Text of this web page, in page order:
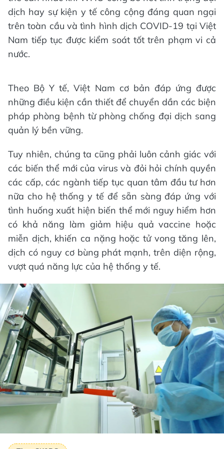
dịch hay sự kiện y tế công cộng đáng quan ngại
trên toàn cầu và tình hình dịch COVID-19 tại Việt
Nam tiếp tục được kiểm soát tốt trên phạm vi cả
nước.
Theo Bộ Y tế, Việt Nam cơ bản đáp ứng được
những điều kiện cần thiết để chuyển dần các biện
pháp phòng bệnh từ phòng chống đại dịch sang
quản lý bền vững.
Tuy nhiên, chúng ta cũng phải luôn cảnh giác với
các biến thể mới của virus và đỏi hỏi chính quyền
các cấp, các ngành tiếp tục quan tâm đầu tư hơn
nữa cho hệ thống y tế để sẵn sàng đáp ứng với
tình huống xuất hiện biến thể mới nguy hiểm hơn
có khả năng làm giảm hiệu quả vaccine hoặc
miễn dịch, khiến ca nặng hoặc tử vong tăng lên,
dịch có nguy cơ bùng phát mạnh, trên diện rộng,
vượt quá năng lực của hệ thống y tế.